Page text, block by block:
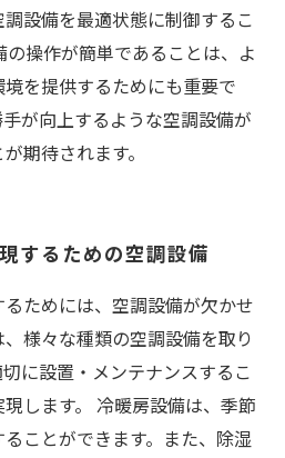
設備を最適状態に制御するこ
の操作が簡単であることは、よ
を提供するためにも重要で
が向上するような空調設備が
期待されます。
するための空調設備
ためには、空調設備が欠かせ
様々な種類の空調設備を取り
に設置・メンテナンスするこ
します。 冷暖房設備は、季節
ことができます。また、除湿